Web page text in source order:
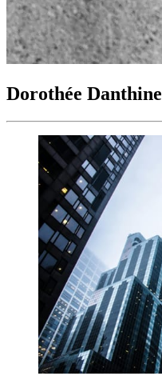
Dorothée Danthine